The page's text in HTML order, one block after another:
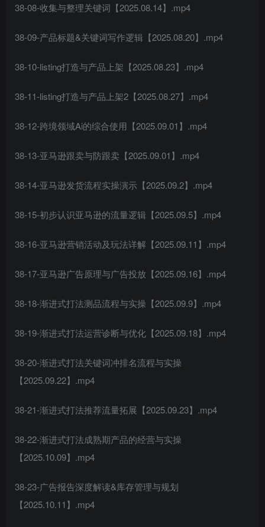
38-08-收集与整理关键词【2025.08.14】.mp4
38-09-产品标题&关键词写作逻辑【2025.08.20】.mp4
38-10-listing打造与产品上架【2025.08.23】.mp4
38-11-listing打造与产品上架2【2025.08.27】.mp4
38-12-跨境领域Ai的综合使用【2025.09.01】.mp4
38-13-亚马逊跟卖与防跟卖【2025.09.01】.mp4
38-14-亚马逊发货流程实操演示【2025.09.2】.mp4
38-15-初步认识亚马逊的流量逻辑【2025.09.5】.mp4
38-16-亚马逊营销活动及玩法详解【2025.09.11】.mp4
38-17-亚马逊广告原理与广告投放【2025.09.16】.mp4
38-18-渐进式打法测品流程与实操【2025.09.9】.mp4
38-19-渐进式打法运营诊断与优化【2025.09.18】.mp4
38-20-渐进式打法关键词冲排名流程与实操
【2025.09.22】.mp4
38-21-渐进式打法推荐流量拓展【2025.09.23】.mp4
38-22-渐进式打法成熟期产品的经营与实操
【2025.10.09】.mp4
38-23-广告报告深度解读&库存管理与规划
【2025.10.11】.mp4